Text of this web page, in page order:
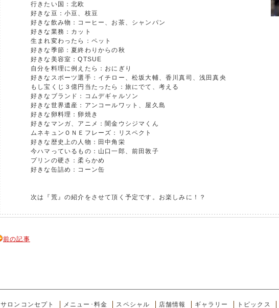
行きたい国：北欧
好きな豆：小豆、枝豆
好きな飲み物：コーヒー、お茶、シャンパン
好きな業務：カット
生まれ変わったら：ペット
好きな季節：夏終わりからの秋
好きな美容室：QTSUE
自分を料理に例えたら：おにぎり
好きなスポーツ選手：イチロー、松坂大輔、香川真司、浅田真央
もし宝くじ３億円当たったら：旅にでて、考える
好きなブランド：コムデギャルソン
好きな世界遺産：アンコールワット、屋久島
好きな卵料理：卵焼き
好きなマンガ、アニメ：闇金ウシジマくん
ムネキュンＯＮＥフレーズ：リスペクト
好きな歴史上の人物：田中角栄
今ハマっているもの：山口一郎、前田敦子
プリンの硬さ：柔らかめ
好きな缶詰め：コーン缶
次は『荒』の紹介をさせて頂く予定です。お楽しみに！？
前の記事
サロンコンセプト メニュー･料金 スペシャル 店舗情報 ギャラリー トピックス